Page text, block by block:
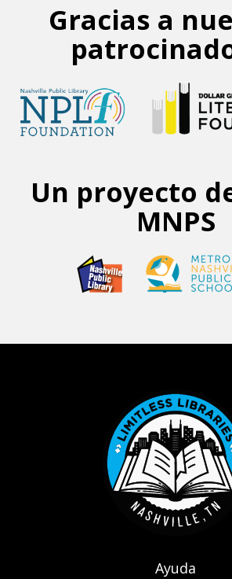
Gracias a
Un proyecto
MNPS
Footer menu
Ayuda